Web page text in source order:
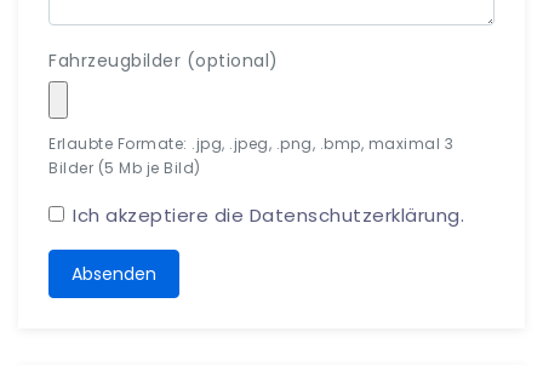
Fahrzeugbilder (optional)
Erlaubte Formate: .jpg, .jpeg, .png, .bmp, maximal 3
Bilder (5 Mb je Bild)
Ich akzeptiere die Datenschutzerklärung.
Absenden